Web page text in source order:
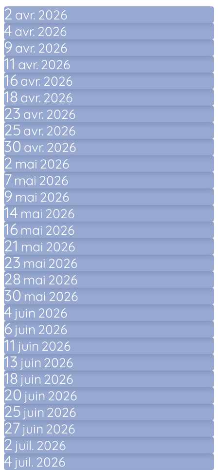
2 avr. 2026
4 avr. 2026
9 avr. 2026
11 avr. 2026
16avr. 2026
18 avr. 2026
23 avr. 2026
25 avr. 2026
30 avr. 2026
2 mai 2026
7 mai 2026
9 mai 2026
14 mai 2026
16 mai 2026
21 mai 2026
23 mai 2026
28 mai 2026
30 mai 2026
4 juin 2026
6 juin 2026
11 juin 2026
13 juin 2026
18 juin 2026
20 juin 2026
25 juin 2026
27 juin 2026
2 juil. 2026
4 juil. 2026